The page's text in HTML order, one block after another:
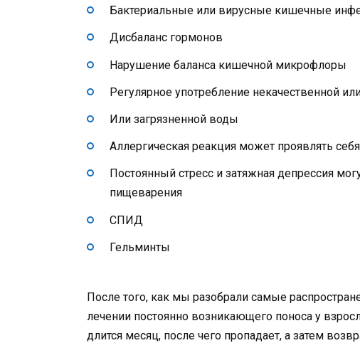
Бактериальные или вирусные кишечные
Дисбаланс гормонов
Нарушение баланса кишечной микрофлоры
Регулярное употребление некачественной
Или загрязненной воды
Аллергическая реакция может проявлять
Постоянный стресс и затяжная депрессия
пищеварения
СПИД
Гельминты
После того, как мы разобрали самые
лечении постоянно возникающего поноса у
длится месяц, после чего пропадает, а затем